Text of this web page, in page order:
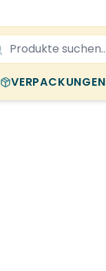
VERPACKUNGEN